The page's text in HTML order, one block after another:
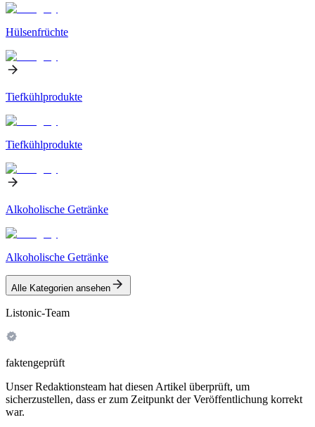
Hülsenfrüchte
Tiefkühlprodukte
Tiefkühlprodukte
Alkoholische Getränke
Alkoholische Getränke
Alle Kategorien ansehen
Listonic-Team
faktengeprüft
Unser Redaktionsteam hat diesen Artikel überprüft, um
sicherzustellen, dass er zum Zeitpunkt der Veröffentlichung korrekt
war.